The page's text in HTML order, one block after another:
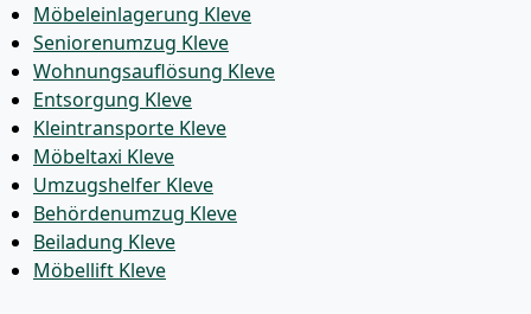
Möbeleinlagerung Kleve
Seniorenumzug Kleve
Wohnungsauflösung Kleve
Entsorgung Kleve
Kleintransporte Kleve
Möbeltaxi Kleve
Umzugshelfer Kleve
Behördenumzug Kleve
Beiladung Kleve
Möbellift Kleve